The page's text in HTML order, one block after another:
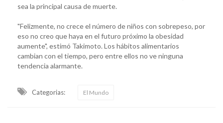
sea la principal causa de muerte.
"Felizmente, no crece el número de niños con sobrepeso, por
eso no creo que haya en el futuro próximo la obesidad
aumente", estimó Takimoto. Los hábitos alimentarios
cambian con el tiempo, pero entre ellos no ve ninguna
tendencia alarmante.
Categorias: El Mundo